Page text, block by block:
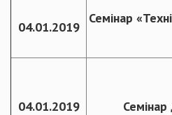
04.01.2019
Семінар
04.01.2019